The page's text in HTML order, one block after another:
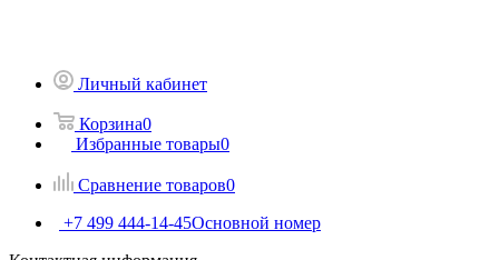
Личный кабинет
Корзина0
Избранные товары0
Сравнение товаров0
+7 499 444-14-45Основной номер